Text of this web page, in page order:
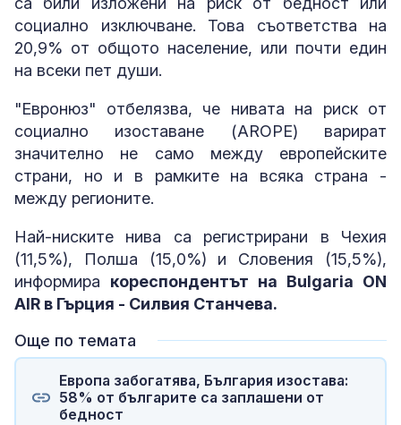
социално изключване. Това съответства на
20,9% от общото население, или почти един
на всеки пет души.
"Евронюз" отбелязва, че нивата на риск от
социално изоставане (AROPE) варират
значително не само между европейските
страни, но и в рамките на всяка страна -
между регионите.
Най-ниските нива са регистрирани в Чехия
(11,5%), Полша (15,0%) и Словения (15,5%),
информира кореспондентът на Bulgaria ON
AIR в Гърция - Силвия Станчева.
Още по темата
Европа забогатява, България изостава:
58% от българите са заплашени от
бедност